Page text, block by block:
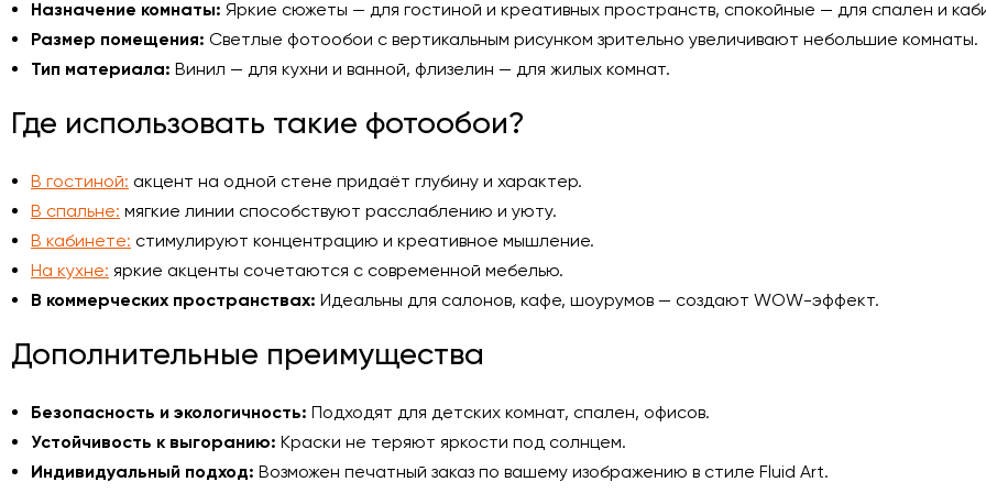
Назначение комнаты: Яркие сюжеты — для гостиной и креативных пространств, спокойные — для спален и
Размер помещения: Светлые фотообои с вертикальным рисунком зрительно увеличивают небольшие комнаты.
Тип материала: Винил — для кухни и ванной, флизелин — для жилых комнат.
Где использовать такие фотообои?
В гостиной: акцент на одной стене придаёт глубину и характер.
В спальне: мягкие линии способствуют расслаблению и уюту.
В кабинете: стимулируют концентрацию и креативное мышление.
На кухне: яркие акценты сочетаются с современной мебелью.
В коммерческих пространствах: Идеальны для салонов, кафе, шоурумов — создают WOW-эффект.
Дополнительные преимущества
Безопасность и экологичность: Подходят для детских комнат, спален, офисов.
Устойчивость к выгоранию: Краски не теряют яркости под солнцем.
Индивидуальный подход: Возможен печатный заказ по вашему изображению в стиле Fluid Art.